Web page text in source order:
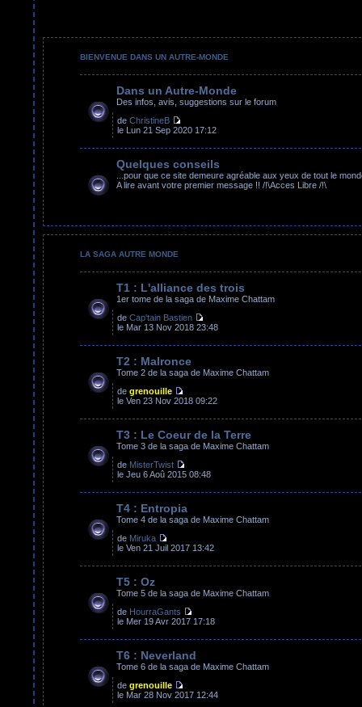
BIENVENUE DANS UN AUTRE-MONDE
Dans un Autre-Monde
Des infos, avis, suggestions sur le forum
de ChristineB
le Lun 21 Sep 2020 17:12
Quelques conseils
...pour que ce site demeure agréable aux yeux de tout le
A lire avant votre premier message !! /!\Acces Libre /!\
LA SAGA AUTRE MONDE
T1 : L'alliance des trois
1er tome de la saga de Maxime Chattam
de Cap'tain Bastien
le Mar 13 Nov 2018 23:48
T2 : Malronce
Tome 2 de la saga de Maxime Chattam
de grenouille
le Ven 23 Nov 2018 09:22
T3 : Le Coeur de la Terre
Tome 3 de la saga de Maxime Chattam
de MisterTwist
le Jeu 6 Aoû 2015 08:48
T4 : Entropia
Tome 4 de la saga de Maxime Chattam
de Miruka
le Ven 21 Juil 2017 13:42
T5 : Oz
Tome 5 de la saga de Maxime Chattam
de HourraGants
le Mer 19 Avr 2017 17:18
T6 : Neverland
Tome 6 de la saga de Maxime Chattam
de grenouille
le Mar 28 Nov 2017 12:44